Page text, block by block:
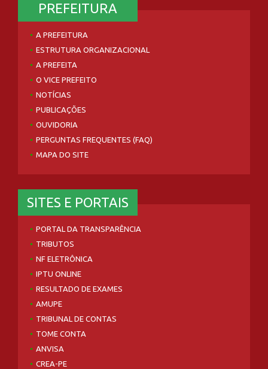
PREFEITURA
A PREFEITURA
ESTRUTURA ORGANIZACIONAL
A PREFEITA
O VICE PREFEITO
NOTÍCIAS
PUBLICAÇÕES
OUVIDORIA
PERGUNTAS FREQUENTES (FAQ)
MAPA DO SITE
SITES E PORTAIS
PORTAL DA TRANSPARÊNCIA
TRIBUTOS
NF ELETRÔNICA
IPTU ONLINE
RESULTADO DE EXAMES
AMUPE
TRIBUNAL DE CONTAS
TOME CONTA
ANVISA
CREA-PE